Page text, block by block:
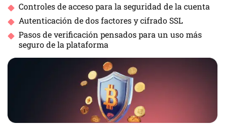
Controles de acceso para la seguridad de la cuenta
Autenticación de dos factores y cifrado SSL
Pasos de verificación pensados para un uso más
seguro de la plataforma